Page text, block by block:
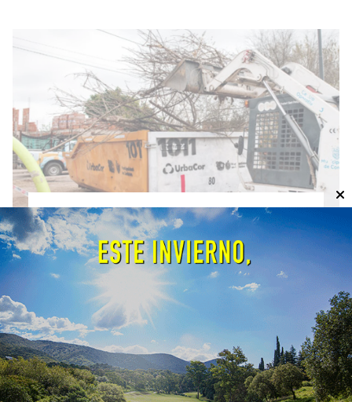
Tras la limpieza de un basural,
los vecinos de El Dorado
recuperaron la plaza del barrio
EcoObjetivo
General
04/08/2026
La Municipalidad de Córdoba colocó juegos
infantiles, mobiliario urbano y defensas de
madera para impedir el ingreso de vehículos
al espacio verde.